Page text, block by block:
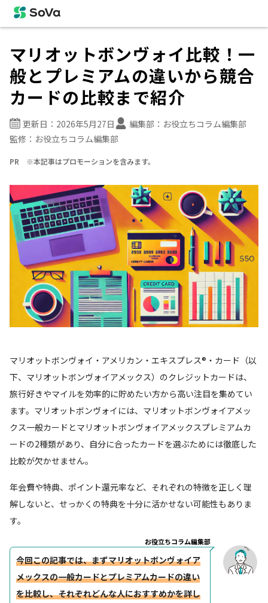
マリオットボンヴォイ比較！一
般とプレミアムの違いから競合
カードの比較まで紹介
更新日： 2026年5月27日 編集部： お役立ちコラム編集部
監修： お役立ちコラム編集部
PR ※本記事はプロモーションを含みます。
マリオットボンヴォイ・アメリカン・エキスプレス®・カード（以
下、マリオットボンヴォイアメックス）のクレジットカードは、
旅行好きやマイルを効率的に貯めたい方から高い注目を集めてい
ます。マリオットボンヴォイには、マリオットボンヴォイアメッ
クス一般カードとマリオットボンヴォイアメックスプレミアムカ
ードの2種類があり、自分に合ったカードを選ぶためには徹底した
比較が欠かせません。
年会費や特典、ポイント還元率など、それぞれの特徴を正しく理
解しないと、せっかくの特典を十分に活かせない可能性もありま
す。
お役立ちコラム編集部
今回この記事では、まずマリオットボンヴォイア
メックスの一般カードとプレミアムカードの違い
を比較し、それぞれどんな人におすすめかを詳し